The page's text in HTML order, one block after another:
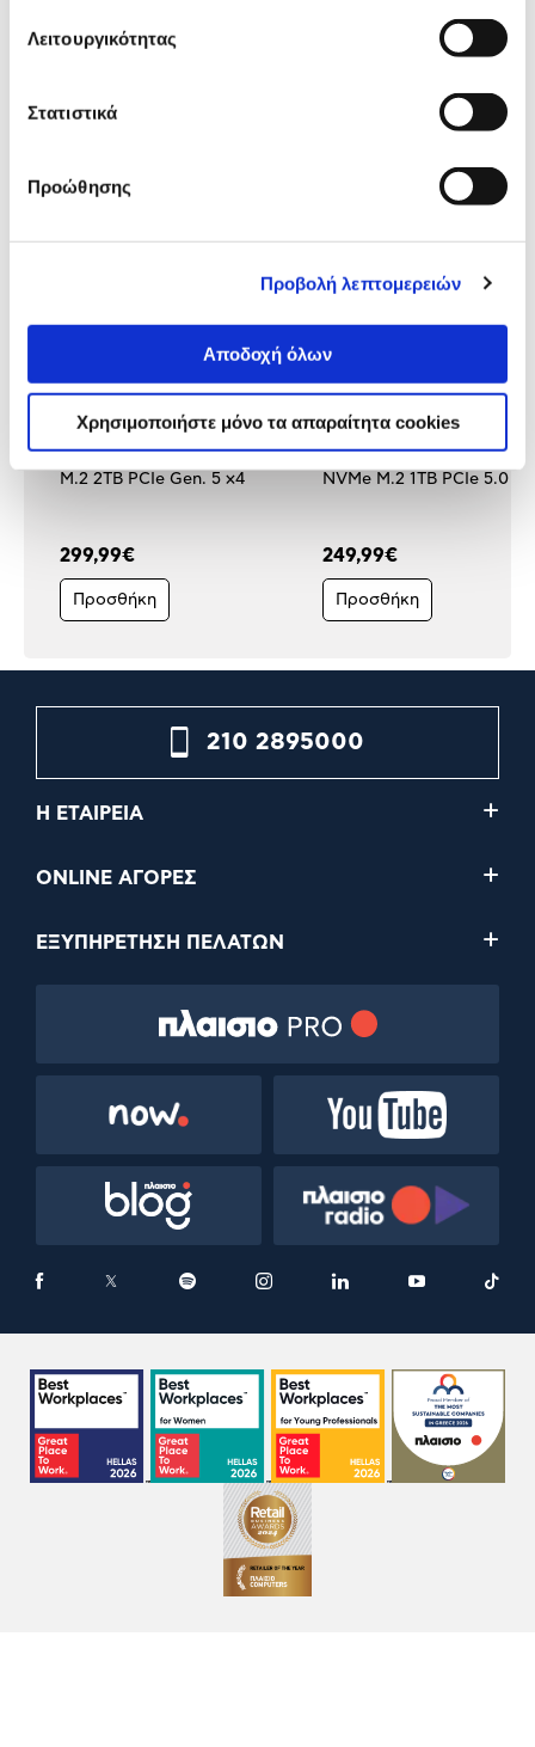
Λειτουργικότητας
Στατιστικά
Προώθησης
Προβολή λεπτομερειών
Αποδοχή όλων
Χρησιμοποιήστε μόνο τα απαραίτητα cookies
Αξιολογήσεις
προϊόν με εσένα!
M.2 2TB PCIe Gen. 5 x4
299,99€
Προσθήκη
NVMe M.2 1TB PCIe 5.0
249,99€
Προσθήκη
210 2895000
Η ΕΤΑΙΡΕΙΑ
ONLINE ΑΓΟΡΕΣ
ΕΞΥΠΗΡΕΤΗΣΗ ΠΕΛΑΤΩΝ